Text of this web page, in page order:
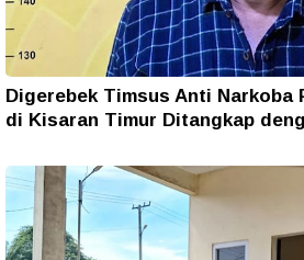
Digerebek Timsus Anti Narkoba
di Kisaran Timur Ditangkap